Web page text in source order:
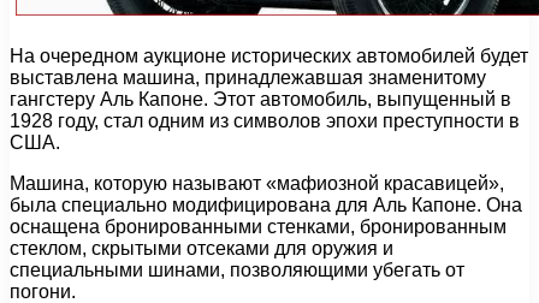
На очередном аукционе исторических автомобилей будет
выставлена машина, принадлежавшая знаменитому
гангстеру Аль Капоне. Этот автомобиль, выпущенный в
1928 году, стал одним из символов эпохи преступности в
США.
Машина, которую называют «мафиозной красавицей»,
была специально модифицирована для Аль Капоне. Она
оснащена бронированными стенками, бронированным
стеклом, скрытыми отсеками для оружия и
специальными шинами, позволяющими убегать от
погони.